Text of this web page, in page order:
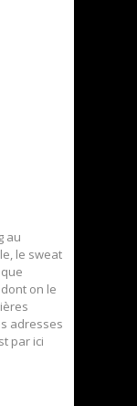
au
le sweat
on le
adresses
par ici